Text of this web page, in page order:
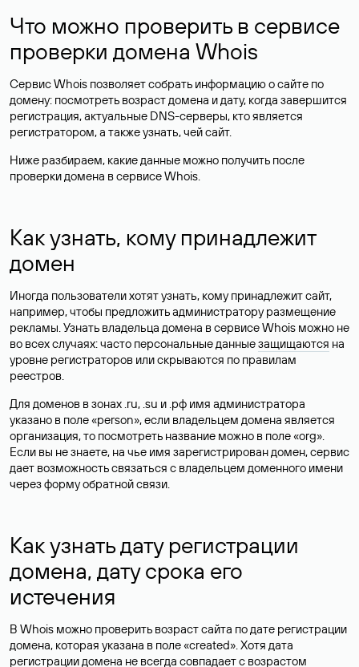
Что можно проверить в сервисе
проверки домена Whois
Сервис Whois позволяет собрать информацию о сайте по
домену: посмотреть возраст домена и дату, когда завершится
регистрация, актуальные DNS-серверы, кто является
регистратором, а также узнать, чей сайт.
Ниже разбираем, какие данные можно получить после
проверки домена в сервисе Whois.
Как узнать, кому принадлежит
домен
Иногда пользователи хотят узнать, кому принадлежит сайт,
например, чтобы предложить администратору размещение
рекламы. Узнать владельца домена в сервисе Whois можно не
во всех случаях: часто персональные данныезащищаются на
уровне регистраторов или скрываются по правилам
реестров.
Для доменов в зонах .ru, .su и .рф имя администратора
указано в поле «person», если владельцем домена является
организация, то посмотреть название можно в поле «org».
Если вы не знаете, на чье имя зарегистрирован домен, сервис
дает возможность связаться с владельцем доменного имени
через форму обратной связи.
Как узнать дату регистрации
домена, дату срока его
истечения
В Whois можно проверить возраст сайта по дате регистрации
домена, которая указана в поле «created». Хотя дата
регистрации домена не всегда совпадает с возрастом